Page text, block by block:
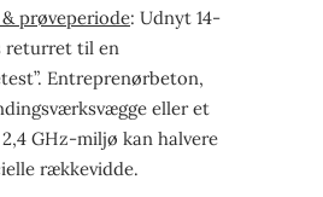
prøveperiode: Udnyt 14-
returret til en
Entreprenørbeton,
eller et
GHz-miljø kan halvere
rækkevidde.